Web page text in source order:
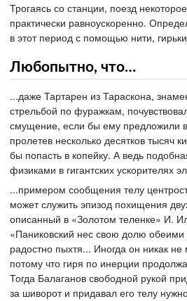
Трогаясь со станции, поезд
практически равноускоренно.
в этот период с помощью нити,
Любопытно, что…
...даже Тартарен из Тараскона,
стрельбой по фуражкам,
смущение, если бы ему предложили
пролетев несколько десятков тысяч
бы попасть в копейку. А ведь
физиками в гигантских ускорителях
...примером сообщения телу
может служить эпизод похищения
описанный в «Золотом теленке» И.
«Паниковский нес свою долю обеими
радостно пыхтя... Иногда он никак не
потому что гиря по инерции
Тогда Балаганов свободной рукой
за шиворот и придавал его телу